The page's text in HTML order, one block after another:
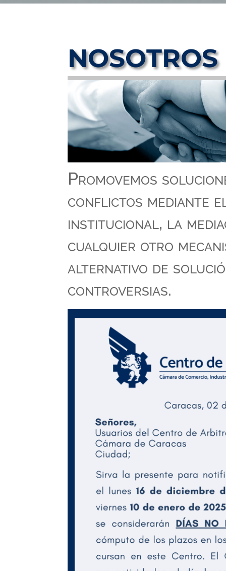
NOSOTROS
Promovemos
conflictos mediante
institucional, la
cualquier otro
alternativo de
controversias.